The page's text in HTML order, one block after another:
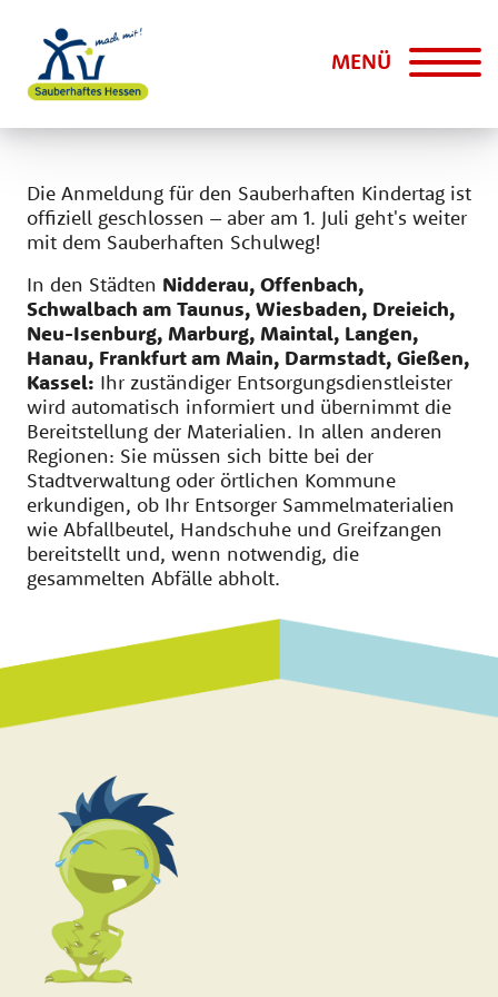
MENÜ
Die Anmeldung für den Sauberhaften Kindertag ist
offiziell geschlossen – aber am 1. Juli geht's weiter
mit dem Sauberhaften Schulweg!
In den Städten Nidderau, Offenbach,
Schwalbach am Taunus, Wiesbaden, Dreieich,
Neu-Isenburg, Marburg, Maintal, Langen,
Hanau, Frankfurt am Main, Darmstadt, Gießen,
Kassel: Ihr zuständiger Entsorgungsdienstleister
wird automatisch informiert und übernimmt die
Bereitstellung der Materialien. In allen anderen
Regionen: Sie müssen sich bitte bei der
Stadtverwaltung oder örtlichen Kommune
erkundigen, ob Ihr Entsorger Sammelmaterialien
wie Abfallbeutel, Handschuhe und Greifzangen
bereitstellt und, wenn notwendig, die
gesammelten Abfälle abholt.